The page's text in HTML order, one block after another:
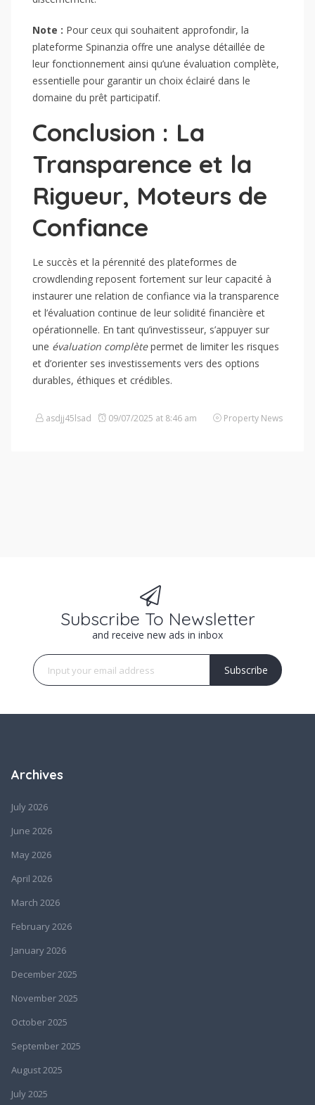
Note : Pour ceux qui souhaitent approfondir, la
plateforme Spinanzia offre une analyse détaillée de
leur fonctionnement ainsi qu’une évaluation complète,
essentielle pour garantir un choix éclairé dans le
domaine du prêt participatif.
Conclusion : La
Transparence et la
Rigueur, Moteurs de
Confiance
Le succès et la pérennité des plateformes de
crowdlending reposent fortement sur leur capacité à
instaurer une relation de confiance via la transparence
et l’évaluation continue de leur solidité financière et
opérationnelle. En tant qu’investisseur, s’appuyer sur
une évaluation complètepermet de limiter les risques
et d’orienter ses investissements vers des options
durables, éthiques et crédibles.
asdjj45lsad 09/07/2025 at 8:46 am Property News
Subscribe To Newsletter
and receive new ads in inbox
Subscribe
Archives
July 2026
June 2026
May 2026
April 2026
March 2026
February 2026
January 2026
December 2025
November 2025
October 2025
September 2025
August 2025
July 2025